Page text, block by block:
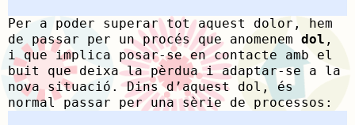
Per a poder superar tot aquest dolor, hem
de passar per un procés que anomenem dol ,
i que implica posar-se en contacte amb el
buit que deixa la pèrdua i adaptar-se a la
nova situació. Dins d’aquest dol, és
normal passar per una sèrie de processos: